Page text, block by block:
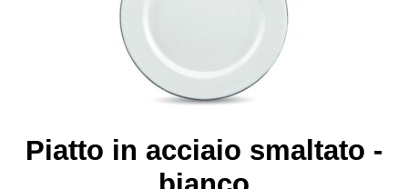
Piatto in acciaio smaltato -